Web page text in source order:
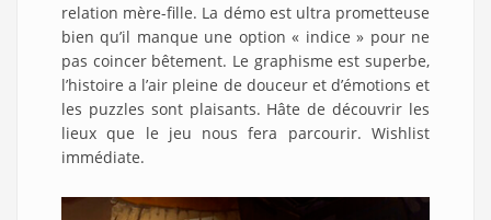
relation mère-fille. La démo est ultra prometteuse
bien qu’il manque une option « indice » pour ne
pas coincer bêtement. Le graphisme est superbe,
l’histoire a l’air pleine de douceur et d’émotions et
les puzzles sont plaisants. Hâte de découvrir les
lieux que le jeu nous fera parcourir. Wishlist
immédiate.